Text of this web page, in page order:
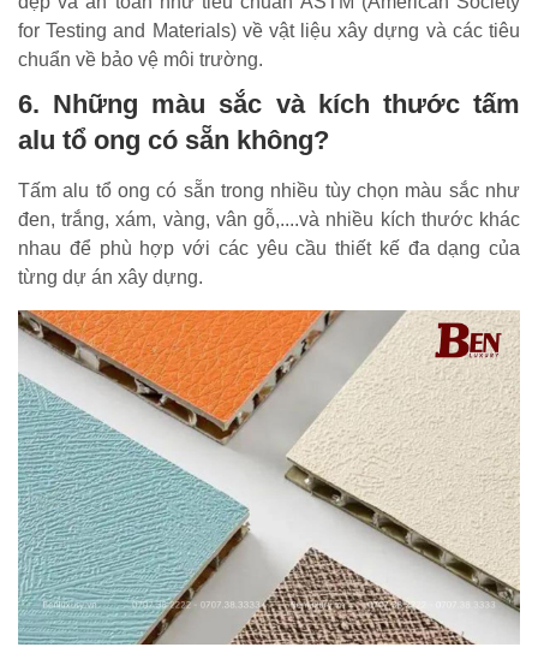
for Testing and Materials) về vật liệu xây dựng và các tiêu
chuẩn về bảo vệ môi trường.
6. Những màu sắc và kích thước tấm
alu tổ ong có sẵn không?
Tấm alu tổ ong có sẵn trong nhiều tùy chọn màu sắc như
đen, trắng, xám, vàng, vân gỗ,....và nhiều kích thước khác
nhau để phù hợp với các yêu cầu thiết kế đa dạng của
từng dự án xây dựng.